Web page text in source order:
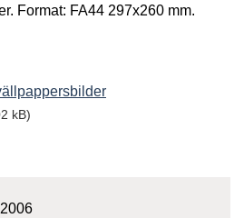
Format: FA44 297x260 mm.
kB)
2006